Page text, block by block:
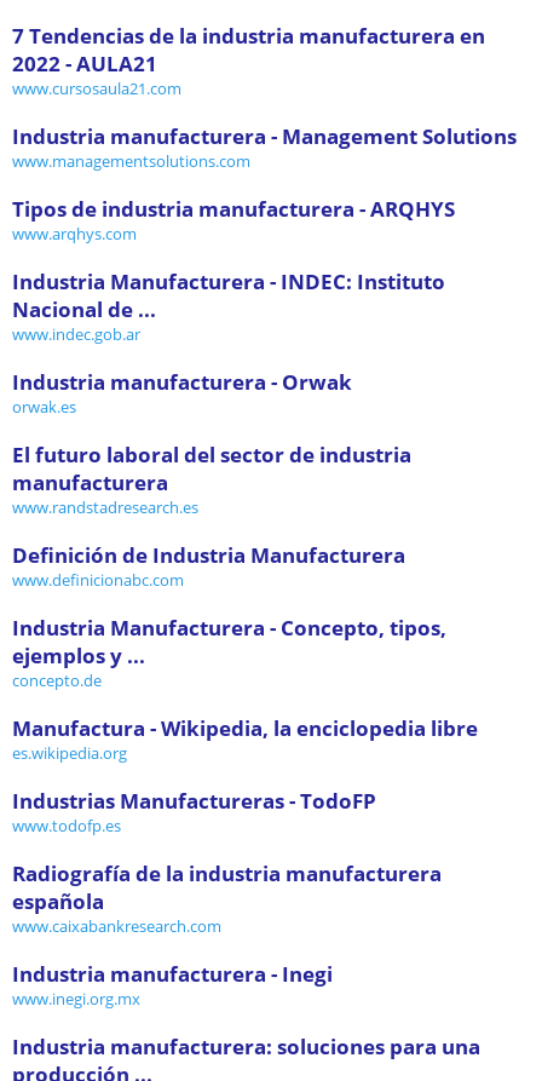
7 Tendencias de la industria manufacturera en
2022 - AULA21
www.cursosaula21.com
Industria manufacturera - Management Solutions
www.managementsolutions.com
Tipos de industria manufacturera - ARQHYS
www.arqhys.com
Industria Manufacturera - INDEC: Instituto
Nacional de ...
www.indec.gob.ar
Industria manufacturera - Orwak
orwak.es
El futuro laboral del sector de industria
manufacturera
www.randstadresearch.es
Definición de Industria Manufacturera
www.definicionabc.com
Industria Manufacturera - Concepto, tipos,
ejemplos y ...
concepto.de
Manufactura - Wikipedia, la enciclopedia libre
es.wikipedia.org
Industrias Manufactureras - TodoFP
www.todofp.es
Radiografía de la industria manufacturera
española
www.caixabankresearch.com
Industria manufacturera - Inegi
www.inegi.org.mx
Industria manufacturera: soluciones para una
producción ...